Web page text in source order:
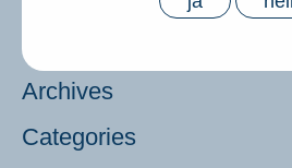
Recent Comments
Archives
Categories